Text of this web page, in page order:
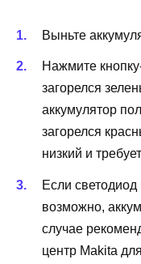
Выньте
Нажмите
загорелся
аккумулятор
загорелся
низкий и
Если светодиод
возможно,
случае
центр Makita